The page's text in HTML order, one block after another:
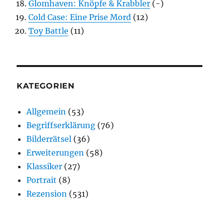
Glomhaven: Knöpfe & Krabbler (-)
Cold Case: Eine Prise Mord (12)
Toy Battle (11)
KATEGORIEN
Allgemein (53)
Begriffserklärung (76)
Bilderrätsel (36)
Erweiterungen (58)
Klassiker (27)
Portrait (8)
Rezension (531)